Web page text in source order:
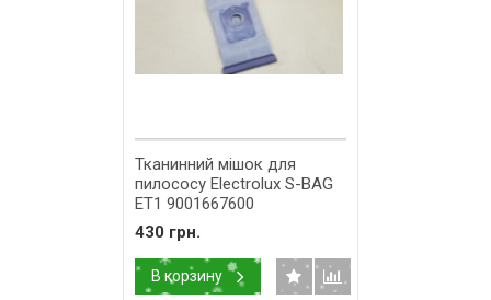
Тканинний мішок для
пилососу Electrolux S-BAG
ET1 9001667600
430 грн.
В корзину